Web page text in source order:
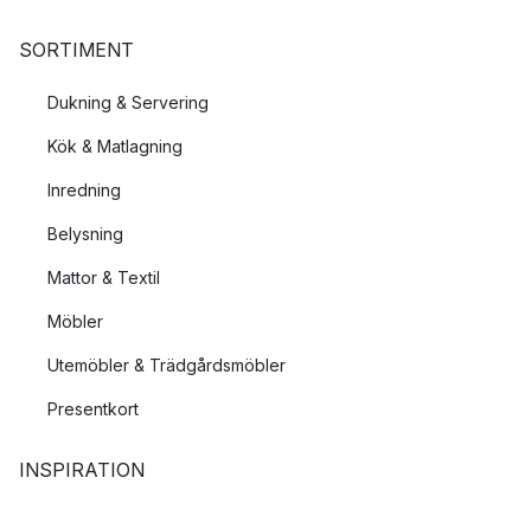
SORTIMENT
Dukning & Servering
Kök & Matlagning
Inredning
Belysning
Mattor & Textil
Möbler
Utemöbler & Trädgårdsmöbler
Presentkort
INSPIRATION